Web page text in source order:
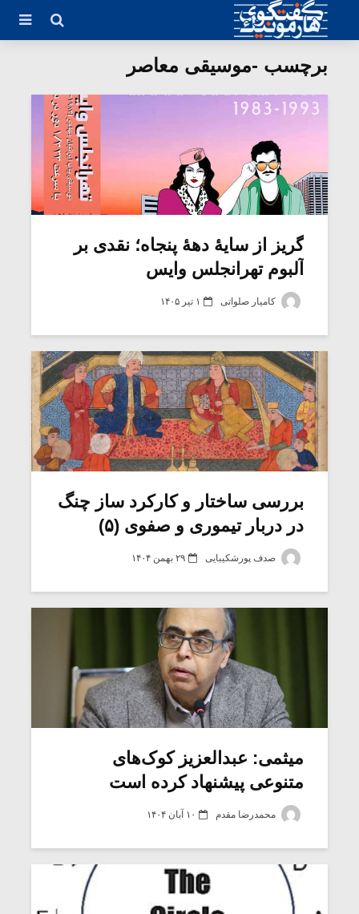
برچسب -موسیقی معاصر
گریز از سایۀ دهۀ پنجاه؛ نقدی بر
آلبوم تهرانجلس وایس
کامیار صلواتی ۱ تیر ۱۴۰۵
بررسی ساختار و کارکرد ساز چنگ
در دربار تیموری و صفوی (۵)
صدف پورشکیبایی ۲۹ بهمن ۱۴۰۴
میثمی: عبدالعزیز کوک‌های
متنوعی پیشنهاد کرده است
محمدرضا مقدم ۱۰ آبان ۱۴۰۴